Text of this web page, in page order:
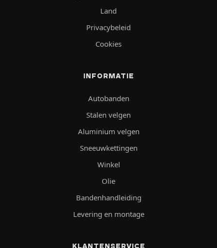
Land
Privacybeleid
Cookies
INFORMATIE
Autobanden
Stalen velgen
Aluminium velgen
Sneeuwkettingen
Winkel
Olie
Bandenhandleiding
Levering en montage
KLANTENSERVICE